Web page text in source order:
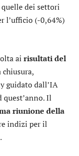
dei settori
l’ufficio (-0,64%)
ai risultati del
chiusura,
guidato dall’IA
Il
riunione della
indizi per il